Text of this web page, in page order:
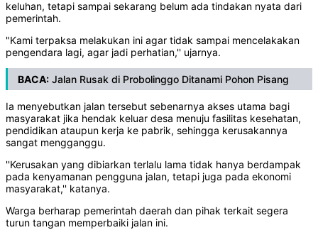
keluhan, tetapi sampai sekarang belum ada tindakan nyata dari
pemerintah.
"Kami terpaksa melakukan ini agar tidak sampai mencelakakan
pengendara lagi, agar jadi perhatian,'' ujarnya.
BACA: Jalan Rusak di Probolinggo Ditanami Pohon Pisang
Ia menyebutkan jalan tersebut sebenarnya akses utama bagi
masyarakat jika hendak keluar desa menuju fasilitas kesehatan,
pendidikan ataupun kerja ke pabrik, sehingga kerusakannya
sangat mengganggu.
''Kerusakan yang dibiarkan terlalu lama tidak hanya berdampak
pada kenyamanan pengguna jalan, tetapi juga pada ekonomi
masyarakat,'' katanya.
Warga berharap pemerintah daerah dan pihak terkait segera
turun tangan memperbaiki jalan ini.